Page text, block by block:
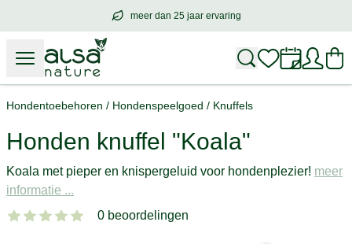
meer dan 25 jaar ervaring
meer dan25 jaar ervaring
Hondentoebehoren / Hondenspeelgoed / Knuffels
Honden knuffel "Koala"
Koala met pieper en knispergeluid voor hondenplezier! meer
informatie ...
0 beoordelingen